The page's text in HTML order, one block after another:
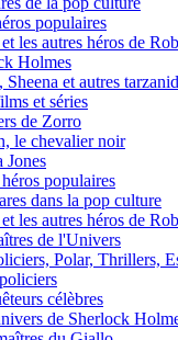
populaires
les autres héros de
Holmes
Sheena et autres
et séries
de Zorro
le chevalier noir
Jones
populaires
dans la pop culture
les autres héros de
de l'Univers
Polar, Thrillers,
célèbres
de Sherlock